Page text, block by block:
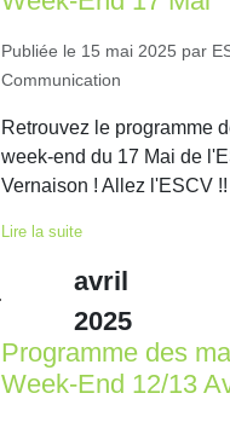
Publiée le 15 mai 2025 par
Communication
Retrouvez le programme
week-end du 17 Mai de
Vernaison ! Allez l'ESCV !!
Lire la suite
avril
2025
Programme des
Week-End 12/13